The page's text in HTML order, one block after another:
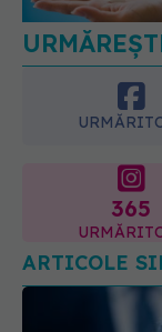
365
ARTICOLE